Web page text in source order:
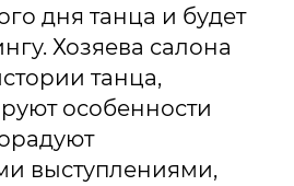
дня танца и будет
Хозяева салона
танца,
особенности
выступлениями,